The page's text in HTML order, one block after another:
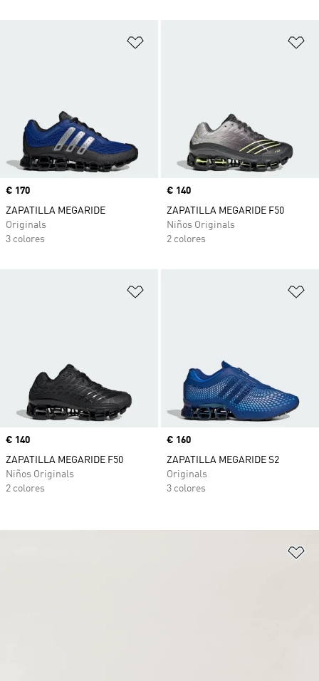
Precio
€ 170
ZAPATILLA MEGARIDE
Originals
3 colores
Precio
€ 140
ZAPATILLA MEGARIDE F50
Niños Originals
2 colores
Precio
€ 140
ZAPATILLA MEGARIDE F50
Niños Originals
2 colores
Precio
€ 160
ZAPATILLA MEGARIDE S2
Originals
3 colores